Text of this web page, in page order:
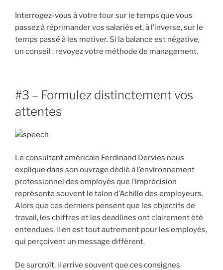
Interrogez-vous à votre tour sur le temps que vous
passez à réprimander vos salariés et, à l’inverse, sur le
temps passé à les motiver. Si la balance est négative,
un conseil : revoyez votre méthode de management.
#3 – Formulez distinctement vos
attentes
Le consultant américain Ferdinand Dervies nous
explique dans son ouvrage dédié à l’environnement
professionnel des employés que l’imprécision
représente souvent le talon d’Achille des employeurs.
Alors que ces derniers pensent que les objectifs de
travail, les chiffres et les deadlines ont clairement été
entendues, il en est tout autrement pour les employés,
qui perçoivent un message différent.
De surcroît, il arrive souvent que ces consignes